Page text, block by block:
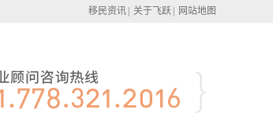
移民资讯 关于飞跃 网站地图